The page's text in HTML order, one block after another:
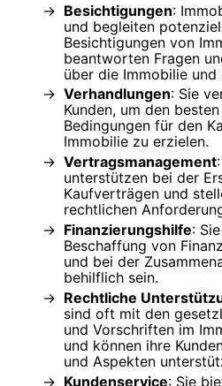
Besichtigungen:
und begleiten
Besichtigungen von
beantworten Fragen
über die Immobilie und
Verhandlungen: Sie
Kunden, um den
Bedingungen für den
Immobilie zu erzielen.
Vertragsmanagement
unterstützen bei der
Kaufverträgen und
rechtlichen
Finanzierungshilfe:
Beschaffung von
und bei der
behilflich sein.
Rechtliche
sind oft mit den
und Vorschriften im
und können ihre
und Aspekten
Kundenservice: Sie